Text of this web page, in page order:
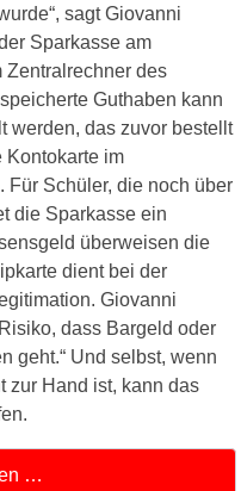
sagt Giovanni
Sparkasse am
Zentralrechner des
Guthaben kann
werden, das zuvor bestellt
Kontokarte im
Für Schüler, die noch über
die Sparkasse ein
überweisen die
dient bei der
Giovanni
dass Bargeld oder
geht.“ Und selbst, wenn
zur Hand ist, kann das
…